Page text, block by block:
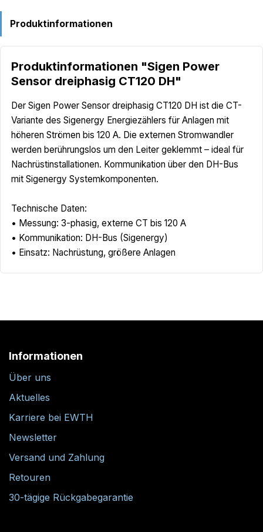
Produktinformationen
Produktinformationen "Sigen Power
Sensor dreiphasig CT120 DH"
Der Sigen Power Sensor dreiphasig CT120 DH ist die CT-
Variante des Sigenergy Energiezählers für Anlagen mit
höheren Strömen bis 120 A. Die externen Stromwandler
werden berührungslos um den Leiter geklemmt – ideal für
Nachrüstinstallationen. Kommunikation über den DH-Bus
mit Sigenergy Systemkomponenten.
Technische Daten:
• Messung: 3-phasig, externe CT bis 120 A
• Kommunikation: DH-Bus (Sigenergy)
• Einsatz: Nachrüstung, größere Anlagen
Informationen
Über uns
Aktuelles
Karriere bei EWTH
Newsletter
Versand und Zahlung
Retouren
30-tägige Rückgabegarantie